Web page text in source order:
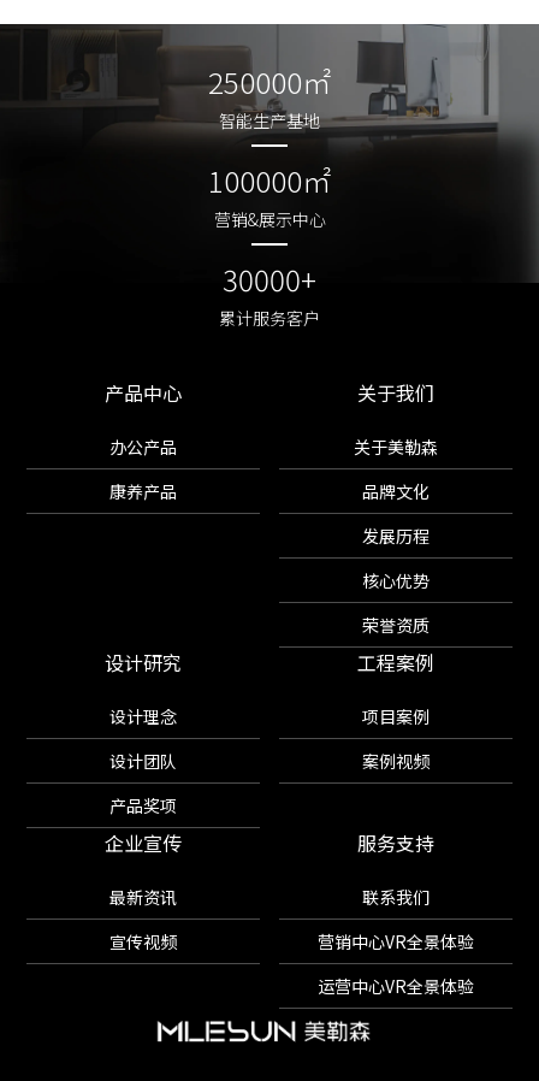
250000㎡
智能生产基地
100000㎡
营销&展示中心
30000+
累计服务客户
250000㎡
智能生产基地
100000㎡
营销&展示中心
30000+
累计服务客户
产品中心
办公产品
康养产品
关于我们
关于美勒森
品牌文化
发展历程
核心优势
荣誉资质
设计研究
设计理念
设计团队
产品奖项
工程案例
项目案例
案例视频
企业宣传
最新资讯
宣传视频
服务支持
联系我们
营销中心VR全景体验
运营中心VR全景体验